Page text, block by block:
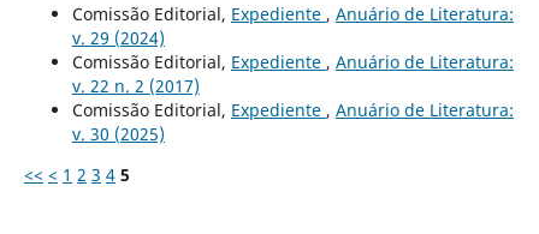
Comissão Editorial, Expediente , Anuário de Literatura:
v. 29 (2024)
Comissão Editorial, Expediente , Anuário de Literatura:
v. 22 n. 2 (2017)
Comissão Editorial, Expediente , Anuário de Literatura:
v. 30 (2025)
<< < 1 2 3 4 5